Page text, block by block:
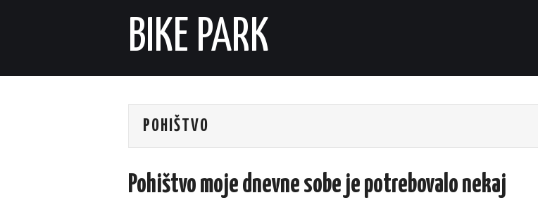
BIKE PARK
POHIŠTVO
Pohištvo moje dnevne sobe je potrebovalo nekaj